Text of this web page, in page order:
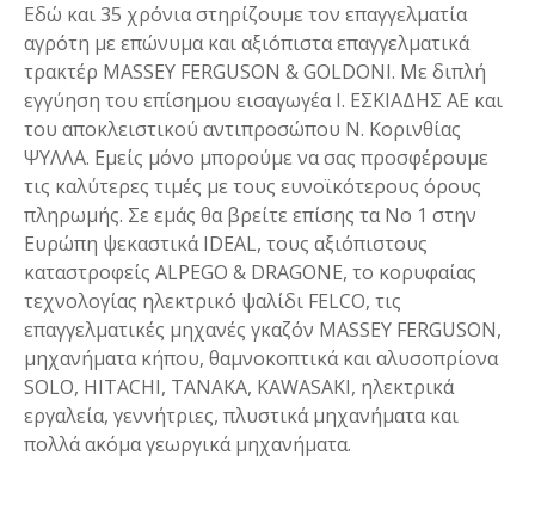
Εδώ και 35 χρόνια στηρίζουμε τον επαγγελματία
αγρότη με επώνυμα και αξιόπιστα επαγγελματικά
τρακτέρ MASSEY FERGUSON & GOLDONI. Με διπλή
εγγύηση του επίσημου εισαγωγέα Ι. ΕΣΚΙΑΔΗΣ ΑΕ και
του αποκλειστικού αντιπροσώπου Ν. Κορινθίας
ΨΥΛΛΑ. Εμείς μόνο μπορούμε να σας προσφέρουμε
τις καλύτερες τιμές με τους ευνοϊκότερους όρους
πληρωμής. Σε εμάς θα βρείτε επίσης τα Νο 1 στην
Ευρώπη ψεκαστικά IDEAL, τους αξιόπιστους
καταστροφείς ALPEGO & DRAGONE, το κορυφαίας
τεχνολογίας ηλεκτρικό ψαλίδι FELCO, τις
επαγγελματικές μηχανές γκαζόν MASSEY FERGUSON,
μηχανήματα κήπου, θαμνοκοπτικά και αλυσοπρίονα
SOLO, HITACHI, TANAKA, KAWASAKI, ηλεκτρικά
εργαλεία, γεννήτριες, πλυστικά μηχανήματα και
πολλά ακόμα γεωργικά μηχανήματα.